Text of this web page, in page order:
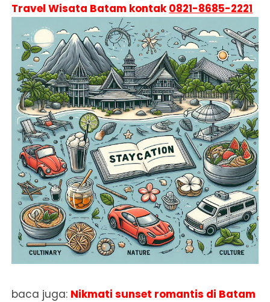
Travel Wisata Batam kontak0821-8685-2221
baca juga: Nikmati sunset romantis di Batam